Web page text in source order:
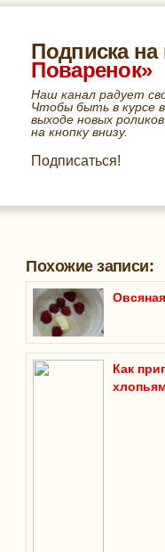
Подписка на
Поваренок»
Наш канал радует
Чтобы быть в курсе
выходе новых
на кнопку внизу.
Подписаться!
Похожие записи:
Как